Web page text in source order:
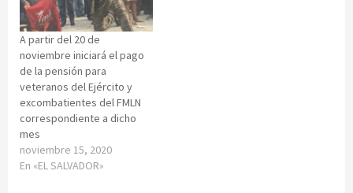
A partir del 20 de
noviembre iniciará el pago
de la pensión para
veteranos del Ejército y
excombatientes del FMLN
correspondiente a dicho
mes
noviembre 15, 2020
En «EL SALVADOR»